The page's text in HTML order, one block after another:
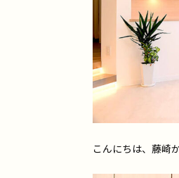
こんにちは、藤崎